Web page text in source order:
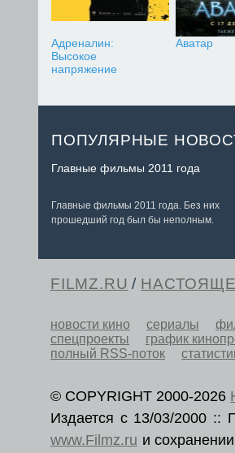
Адреналин:
Высокое
напряжение
Аватар
ПОПУЛЯРНЫЕ
Главные фильмы 2011 года
Главные фильмы 2011 года. Без них
прошедший год был бы неполным.
FILMZ.RU /
новости кино сериалы
спецпроекты
график
полный RSS-поток
© COPYRIGHT 2000-2026
Издается с 13/03/2000 ::
www.Filmz.ru и